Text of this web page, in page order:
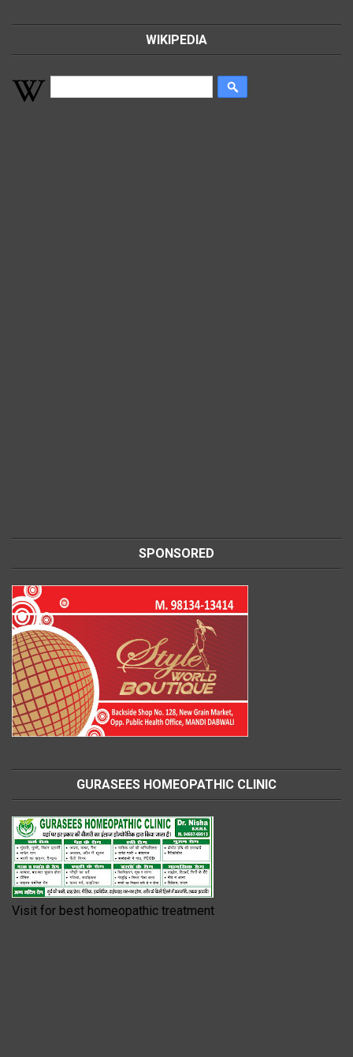
WIKIPEDIA
SPONSORED
GURASEES HOMEOPATHIC CLINIC
Visit for best homeopathic treatment